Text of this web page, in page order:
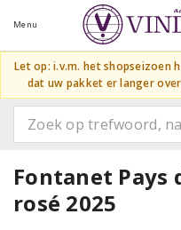
Menu
Let op: i.v.m. het shopseizoen
dat uw pakket er langer
Fontanet Pays
rosé 2025